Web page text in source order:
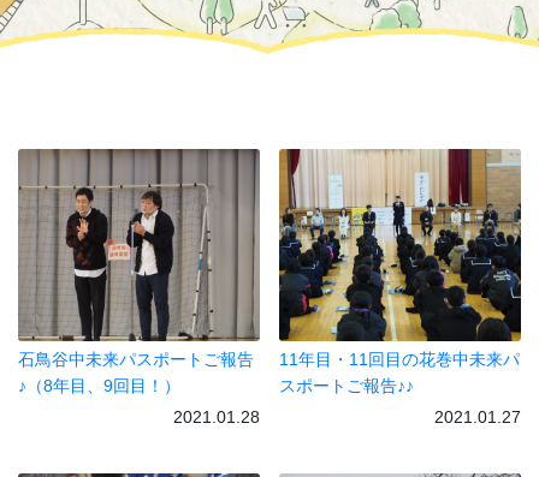
石鳥谷中未来パスポートご報告
♪（8年目、9回目！）
2021.01.28
11年目・11回目の花巻中未来パ
スポートご報告♪♪
2021.01.27